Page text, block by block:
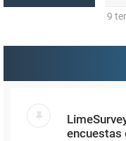
9
encuestas